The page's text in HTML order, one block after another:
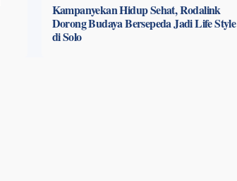
Kampanyekan Hidup Sehat, Rodalink
Dorong Budaya Bersepeda Jadi Life Style
di Solo